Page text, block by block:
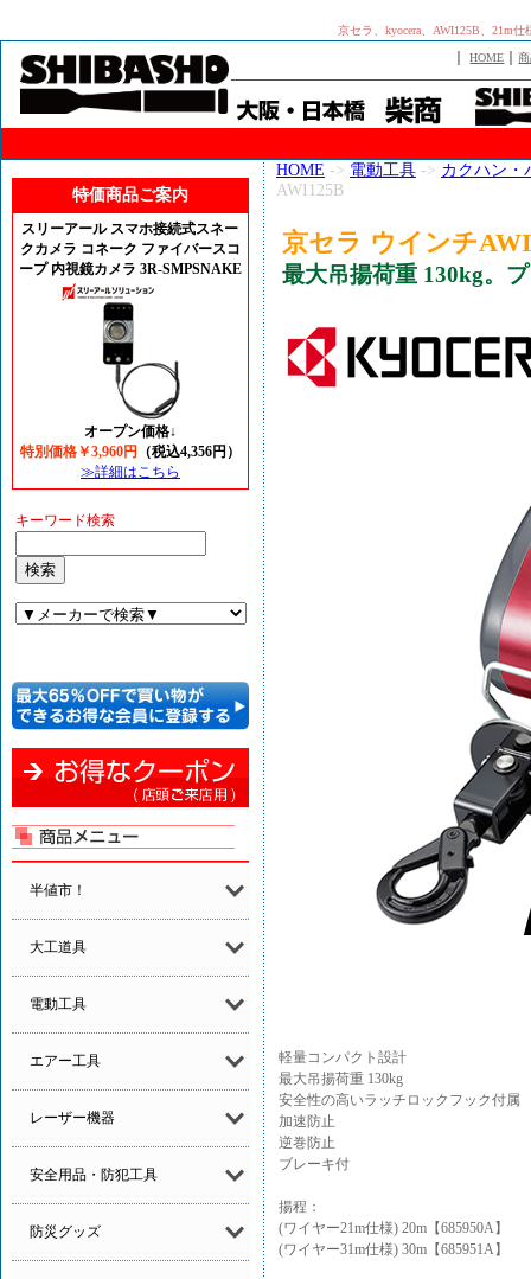
京セラ、kyocera、AWI125B、21m
｜HOME ｜
特価商品ご案内
スリーアール スマホ接続式スネー
クカメラ コネーク ファイバースコ
ープ 内視鏡カメラ 3R-SMPSNAKE
オープン価格↓
特別価格￥3,960円
（税込4,356円）
≫詳細はこちら
キーワード検索
半値市！
大工道具
電動工具
エアー工具
レーザー機器
安全用品・防犯工具
防災グッズ
HOME -> 電動工具 -> カクハン・
AWI125B
京セラ ウインチ
最大吊揚荷重 130kg。
軽量コンパクト設計
最大吊揚荷重 130kg
安全性の高いラッチロックフック付属
加速防止
逆巻防止
ブレーキ付
揚程：
(ワイヤー21m仕様) 20m【685950A】
(ワイヤー31m仕様) 30m【685951A】